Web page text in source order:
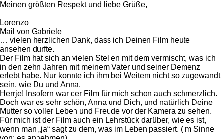
Meinen größten Respekt und liebe Grüße,
Lorenzo
Mail von Gabriele
… vielen herzlichen Dank, dass ich Deinen Film heute
ansehen durfte.
Der Film hat sich an vielen Stellen mit dem vermischt, was ich
in den zehn Jahren mit meinem Vater und seiner Demenz
erlebt habe. Nur konnte ich ihm bei Weitem nicht so zugewandt
sein, wie Du und Anna.
Herrje! Insofern war der Film für mich schon auch schmerzlich.
Doch war es sehr schön, Anna und Dich, und natürlich Deine
Mutter so voller Leben und Freude vor der Kamera zu sehen.
Für mich ist der Film auch ein Lehrstück darüber, wie es ist,
wenn man „ja“ sagt zu dem, was im Leben passiert. (im Sinne